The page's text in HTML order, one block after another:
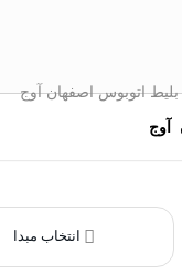
بلیط اتوبوس اصفهان آوج
آوج